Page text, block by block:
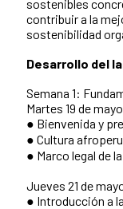
sostenibles
contribuir a la
sostenibilidad
Desarrollo del
Semana 1:
Martes 19 de mayo
● Bienvenida y
● Cultura
● Marco legal de
Jueves 21 de
● Introducción a